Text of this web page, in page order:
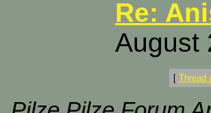
Re:
August
[ Thread